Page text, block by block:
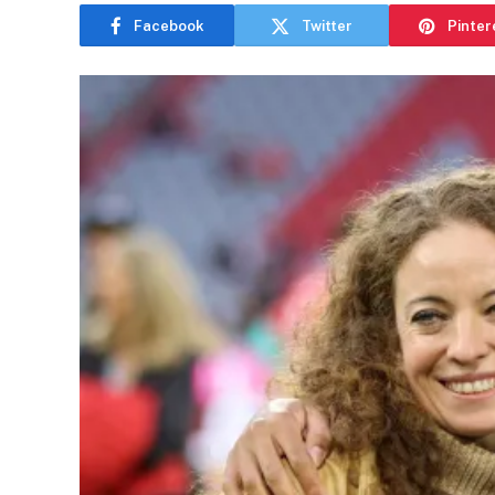
Facebook Twitter